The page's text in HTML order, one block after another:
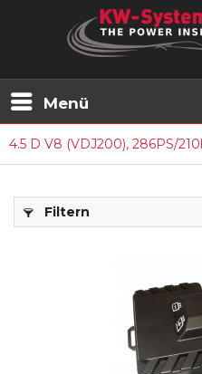
Menü
4.5 D V8 (VDJ200), 286PS/
Filtern